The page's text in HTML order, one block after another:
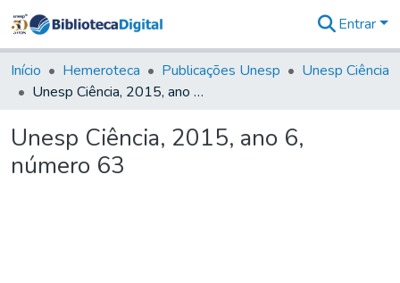
&
Coleções
Tudo na
Digital
Entrar
Início Hemeroteca Publicações Unesp
Unesp Ciência
Unesp Ciência, 2015, ano 6, número 63
Unesp Ciência, 2015, ano 6,
número 63